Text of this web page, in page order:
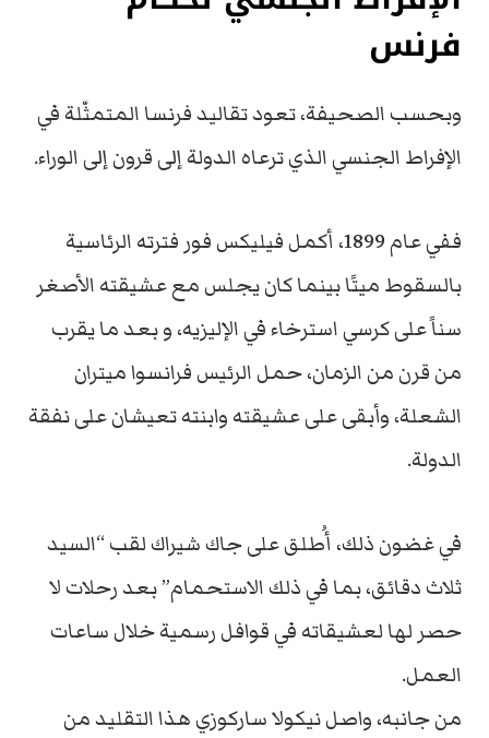
فرنس
وبحسب الصحيفة، تعود تقاليد فرنسا المتمثّلة في
الإفراط الجنسي الذي ترعاه الدولة إلى قرون إلى الوراء.
ففي عام 1899، أكمل فيليكس فور فترته الرئاسية
بالسقوط ميتًا بينما كان يجلس مع عشيقته الأصغر
سناً على كرسي استرخاء في الإليزيه، و بعد ما يقرب
من قرن من الزمان، حمل الرئيس فرانسوا ميتران
الشعلة، وأبقى على عشيقته وابنته تعيشان على نفقة
الدولة.
في غضون ذلك، أُطلق على جاك شيراك لقب “السيد
ثلاث دقائق، بما في ذلك الاستحمام” بعد رحلات لا
حصر لها لعشيقاته في قوافل رسمية خلال ساعات
العمل.
من جانبه، واصل نيكولا ساركوزي هذا التقليد من